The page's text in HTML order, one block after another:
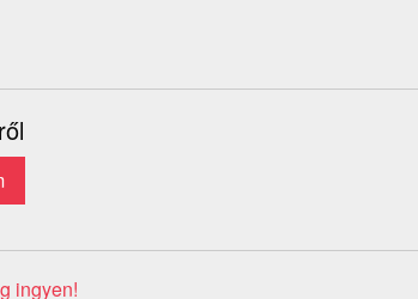
ingyen!